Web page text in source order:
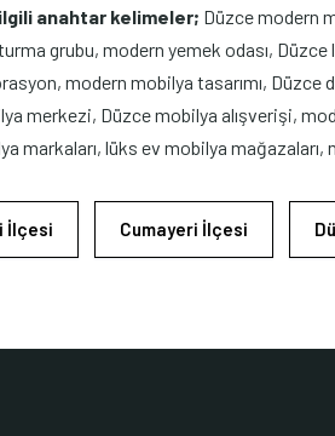
anahtar kelimeler; Düzce modern
grubu, modern yemek odası,
modern mobilya tasarımı, Düzce
merkezi, Düzce mobilya alışverişi,
markaları, lüks ev mobilya
İlçesi Cumayeri İlçesi